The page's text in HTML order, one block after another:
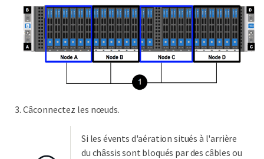
Câconnectez les nœuds.
Si les évents d'aération situés à l'arrière
du châssis sont bloqués par des câbles ou